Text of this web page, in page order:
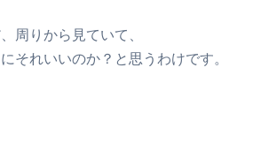
周りから見ていて、
それいいのか？と思うわけです。